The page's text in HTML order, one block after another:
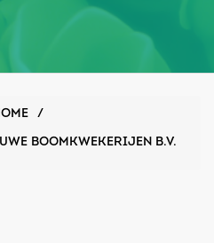
/
BOOMKWEKERIJEN B.V.